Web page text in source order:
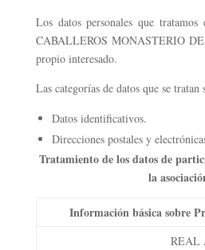
Los datos personales que
CABALLEROS MONASTERIO
propio interesado.
Las categorías de datos que se tratan
Datos identificativos.
Direcciones postales y
Tratamiento de los datos de
la
Información básica sobre
REAL